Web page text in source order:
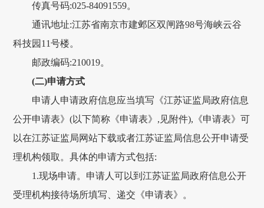
传真号码:025-84091559。
通讯地址:江苏省南京市建邺区双闸路98号海峡云谷
科技园11号楼。
邮政编码:210019。
(二)申请方式
申请人申请政府信息应当填写《江苏证监局政府信息
公开申请表》(以下简称《申请表》,见附件),《申请表》可
以在江苏证监局网站下载或者江苏证监局信息公开申请受
理机构领取。具体的申请方式包括:
1.现场申请。申请人可以到江苏证监局政府信息公开
受理机构接待场所填写、递交《申请表》。